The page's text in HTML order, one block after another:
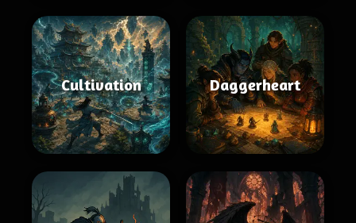
Cultivation Daggerheart